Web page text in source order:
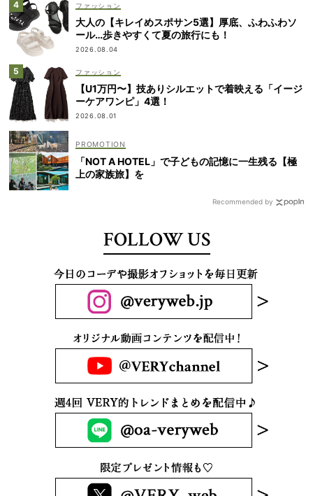
ファッション
大人の【キレイめスポサン5選】厚底、ふわふわソ
ール…歩きやすくて夏の旅行にも！
2026.08.04
ファッション
【U1万円〜】技ありシルエットで着映える「イージ
ーケアワンピ」4選！
2026.08.01
「NOT A HOTEL」で子どもの記憶に一生残る【極
上の家族旅】を
Recommended by
FOLLOW US